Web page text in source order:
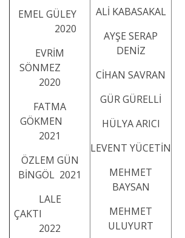
EMEL GÜLEY
2020
EVRİM
SÖNMEZ
2020
FATMA
GÖKMEN
2021
ÖZLEM GÜN
BİNGÖL 2021
LALE
ÇAKTI
2022
ALİ KABASAKAL
AYŞE SERAP
DENİZ
CİHAN SAVRAN
GÜR GÜRELLİ
HÜLYA ARICI
LEVENT YÜCETİN
MEHMET
BAYSAN
MEHMET
ULUYURT